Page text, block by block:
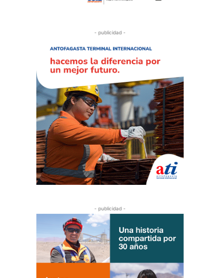
- publicidad -
- publicidad -